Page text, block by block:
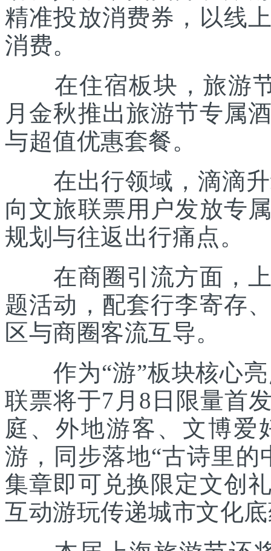
精准投放消费券，以线
消费。
在住宿板块，旅游节
月金秋推出旅游节专属
与超值优惠套餐。
在出行领域，滴滴升
向文旅联票用户发放专
规划与往返出行痛点。
在商圈引流方面，上
题活动，配套行李寄存
区与商圈客流互导。
作为“游”板块核心亮
联票将于7月8日限量首
庭、外地游客、文博爱
游，同步落地“古诗里
集章即可兑换限定文创
互动游玩传递城市文化